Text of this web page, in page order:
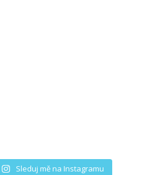
Sleduj mě na Instagramu